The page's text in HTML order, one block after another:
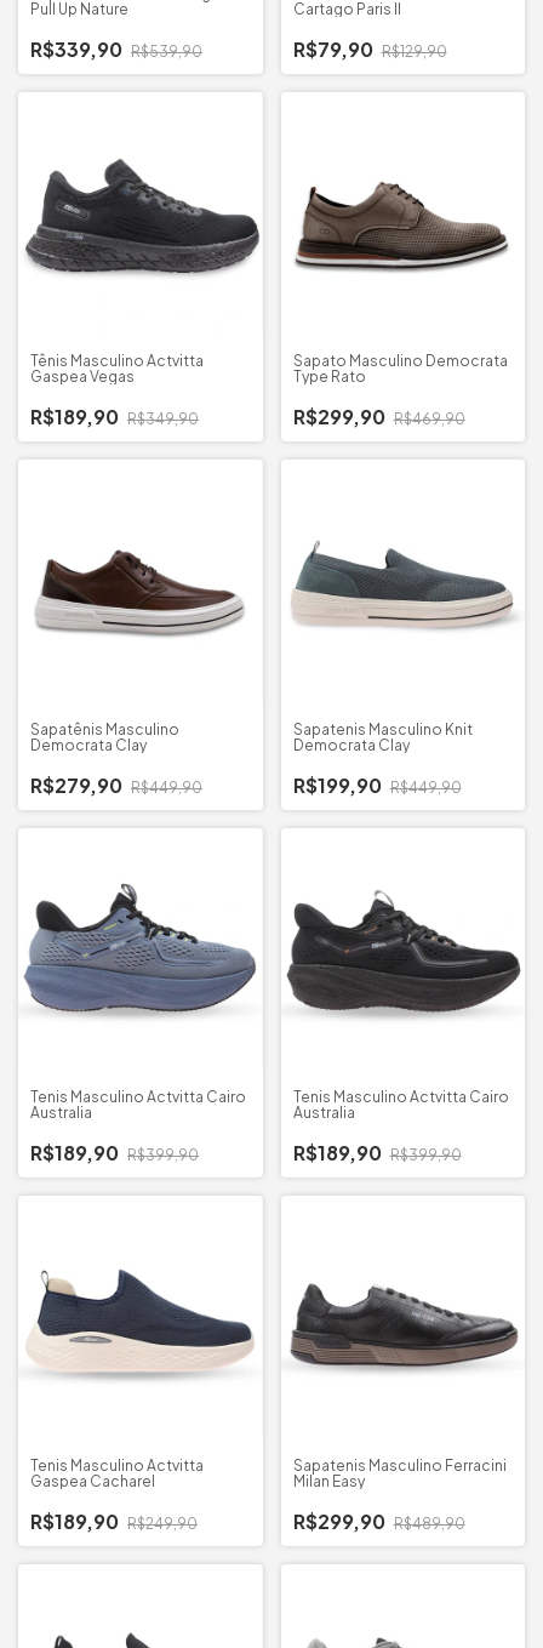
Pull Up Nature
R$339,90 R$539,90
Cartago Paris II
R$79,90 R$129,90
Tênis Masculino Actvitta
Gaspea Vegas
R$189,90 R$349,90
Sapato Masculino Democrata
Type Rato
R$299,90 R$469,90
Sapatênis Masculino
Democrata Clay
R$279,90 R$449,90
Sapatenis Masculino Knit
Democrata Clay
R$199,90 R$449,90
Tenis Masculino Actvitta Cairo
Australia
R$189,90 R$399,90
Tenis Masculino Actvitta Cairo
Australia
R$189,90 R$399,90
Tenis Masculino Actvitta
Gaspea Cacharel
R$189,90 R$249,90
Sapatenis Masculino Ferracini
Milan Easy
R$299,90 R$489,90